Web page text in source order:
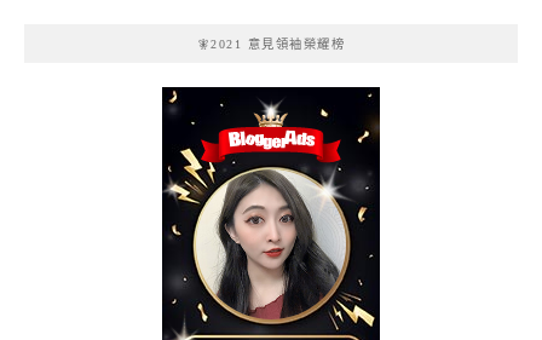
🧚2021 意見領袖榮耀榜